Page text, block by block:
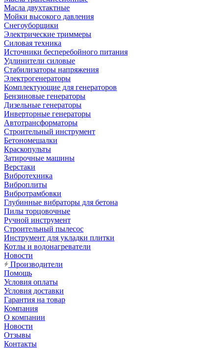
Масла двухтактные
Мойки высокого давления
Снегоуборщики
Электрические триммеры
Силовая техника
Источники бесперебойного питания
Удлинители силовые
Стабилизаторы напряжения
Электрогенераторы
Комплектующие для генераторов
Бензиновые генераторы
Дизельные генераторы
Инверторные генераторы
Автотрансформаторы
Строительный инструмент
Бетономешалки
Краскопульты
Затирочные машины
Верстаки
Вибротехника
Виброплиты
Вибротрамбовки
Глубинные вибраторы для бетона
Пилы торцовочные
Ручной инструмент
Строительный пылесос
Инструмент для укладки плитки
Котлы и водонагреватели
Новости
Производители
Помощь
Условия оплаты
Условия доставки
Гарантия на товар
Компания
О компании
Новости
Отзывы
Контакты